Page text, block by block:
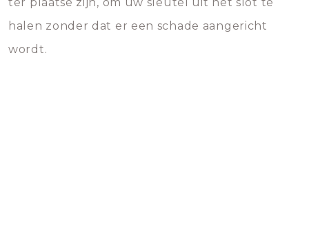
halen zonder dat er een schade aangericht
wordt.